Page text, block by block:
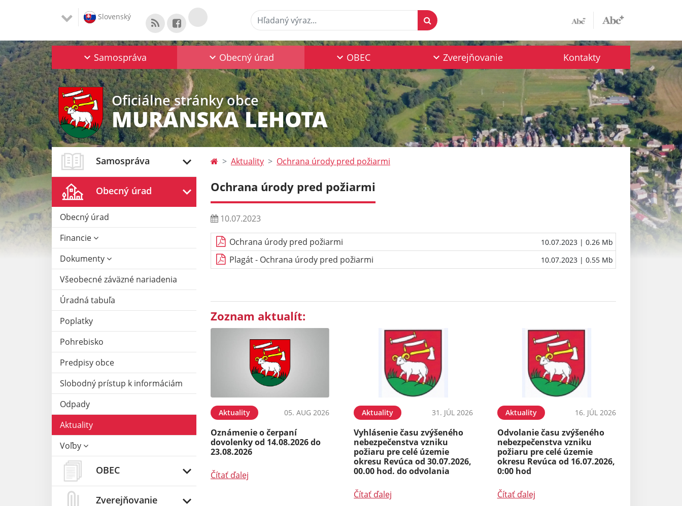
Slovenský Hľadaný výraz...
Samospráva Obecný úrad OBEC Zverejňovanie Kontakty
Oficiálne stránky obce
MURÁNSKA LEHOTA
Samospráva
Obecný úrad
Obecný úrad
Financie
Dokumenty
Všeobecné záväzné nariadenia
Úradná tabuľa
Poplatky
Pohrebisko
Predpisy obce
Slobodný prístup k informáciám
Odpady
Aktuality
Voľby
OBEC
Zverejňovanie
Aktuality Ochrana úrody pred požiarmi
Ochrana úrody pred požiarmi
10.07.2023
Ochrana úrody pred požiarmi 10.07.2023 | 0.26 Mb
Plagát - Ochrana úrody pred požiarmi 10.07.2023 | 0.55 Mb
Zoznam aktualít:
Aktuality 05. AUG 2026
Oznámenie o čerpaní
dovolenky od 14.08.2026 do
23.08.2026
Čítať ďalej
Aktuality 31. JÚL 2026
Vyhlásenie času zvýšeného
nebezpečenstva vzniku
požiaru pre celé územie
okresu Revúca od 30.07.2026,
00.00 hod. do odvolania
Čítať ďalej
Aktuality 16. JÚL 2026
Odvolanie času zvýšeného
nebezpečenstva vzniku
požiaru pre celé územie
okresu Revúca od 16.07.2026,
0:00 hod
Čítať ďalej